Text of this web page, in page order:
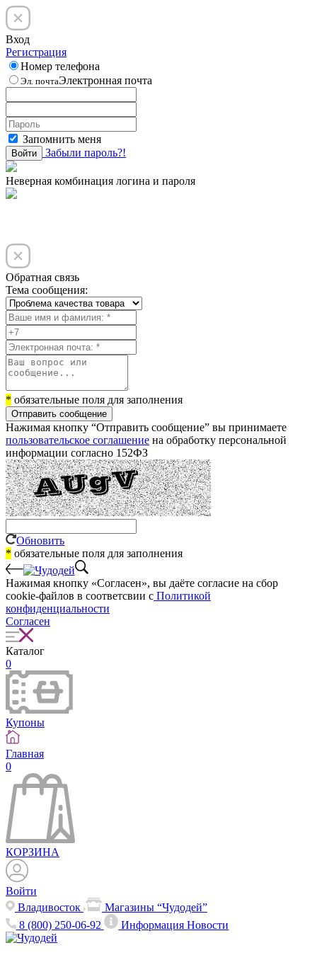
Вход
Регистрация
Номер телефона
Эл. почтаЭлектронная почта
Запомнить меня
Войти Забыли пароль?!
Неверная комбинация логина и пароля
Обратная связь
Тема сообщения:
* обязательные поля для заполнения
Отправить сообщение
Нажимая кнопку “Отправить сообщение” вы принимаете
пользовательское соглашение на обработку персональной
информации согласно 152ФЗ
Обновить
* обязательные поля для заполнения
Нажимая кнопку «Согласен», вы даёте cогласие на сбор
cookie-файлов в соответсвии с Политикой
конфиденциальности
Согласен
Каталог
0
Купоны
Главная
0
КОРЗИНА
Войти
Владивосток
Магазины “Чудодей”
8 (800) 250-06-92
ИнформацияНовости